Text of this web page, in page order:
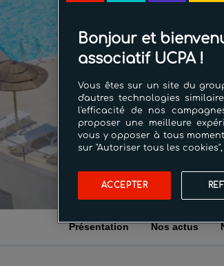
Présentation Nos actus
Bonjour et
associatif UCPA !
Vous êtes sur un site du
d'autres technologies
l'efficacité de nos
proposer une meilleure
vous y opposer à tous
sur "Autoriser tous les
ACCEPTER